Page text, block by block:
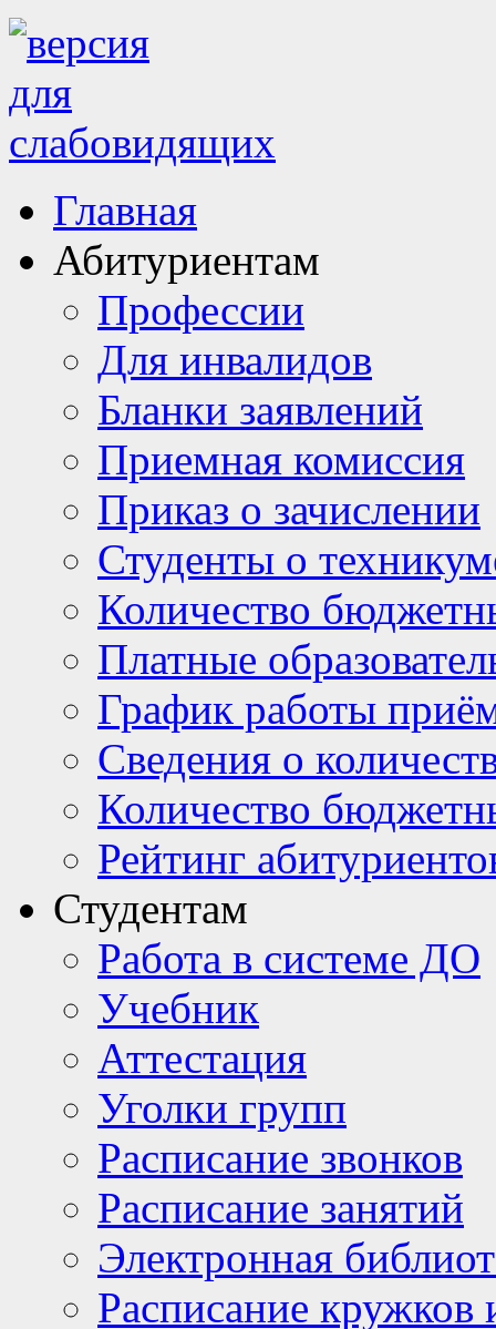
Главная
Абитуриентам
Профессии
Для инвалидов
Бланки заявлений
Приемная комиссия
Приказ о зачислении
Студенты о
Количество
Платные
График работы
Сведения о
Количество
Рейтинг
Студентам
Работа в системе ДО
Учебник
Аттестация
Уголки групп
Расписание звонков
Расписание занятий
Электронная
Расписание кружков